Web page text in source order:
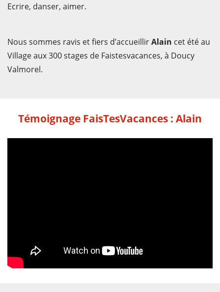
Ecrire, danser, aimer.
Nous sommes ravis et fiers d’accueillirAlain cet été au
Village aux 300 stages de Faistesvacances, à Doucy
Valmorel.
Témoignage FaisTesVacances : Alain